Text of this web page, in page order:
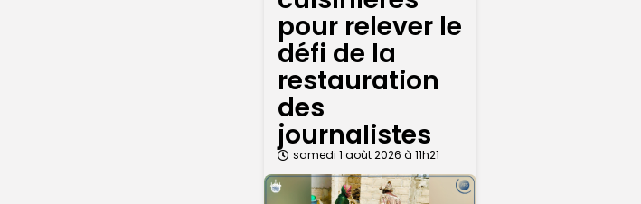
pour relever le
défi de la
restauration
des
journalistes
samedi 1 août 2026 à 11h21